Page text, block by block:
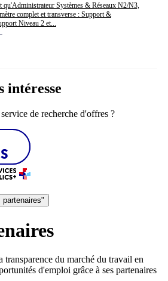
Systèmes & Réseaux N2/N3,
complet et transverse : Support &
Niveau 2 et...
intéresse
de recherche d'offres ?
partenaires"
transparence du marché du travail en
d'emploi grâce à ses partenaires